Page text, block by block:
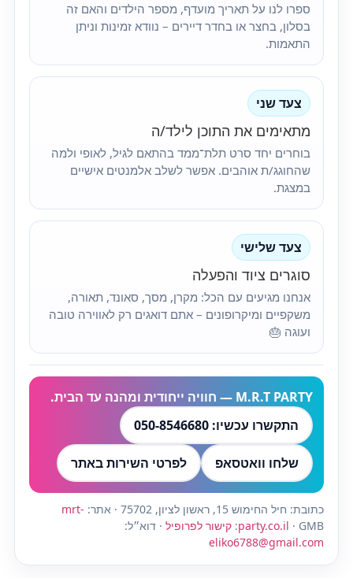
ספרו לנו על תאריך מועדף, מספר הילדים והאם זה
בסלון, בחצר או בחדר דיירים – נוודא זמינות וניתן
התאמות.
צעד שני
מתאימים את התוכן לילד/ה
בוחרים יחד סרט תלת־ממד בהתאם לגיל, לאופי ולמה
שהחוגג/ת אוהבים. אפשר לשלב אלמנטים אישיים
במצגת.
צעד שלישי
סוגרים ציוד והפעלה
אנחנו מגיעים עם הכל: מקרן, מסך, סאונד, תאורה,
משקפיים ומיקרופונים – אתם דואגים רק לאווירה טובה
ועוגה 🎂
M.R.T PARTY — חוויה ייחודית ומהנה עד הבית.
התקשרו עכשיו: 050-8546680
שלחו וואטסאפ לפרטי השירות באתר
כתובת: חיל החימוש 15, ראשון לציון, 75702 · אתר:
mrt-
party.co.il · GMB: קישור לפרופיל· דוא״ל:
eliko6788@gmail.com